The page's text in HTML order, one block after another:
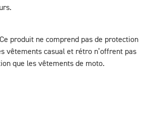
produit ne comprend pas de protection
vêtements casual et rétro n’offrent pas
que les vêtements de moto.